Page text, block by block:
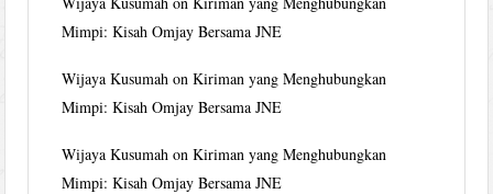
Mimpi: Kisah Omjay Bersama JNE
Wijaya Kusumah onKiriman yang Menghubungkan
Mimpi: Kisah Omjay Bersama JNE
Wijaya Kusumah onKiriman yang Menghubungkan
Mimpi: Kisah Omjay Bersama JNE